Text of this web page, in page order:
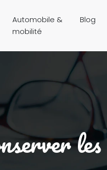
Automobile &
mobilité
Blog
les